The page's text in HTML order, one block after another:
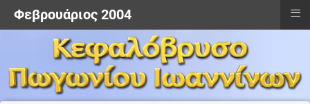
Φεβρουάριος 2004 ≡